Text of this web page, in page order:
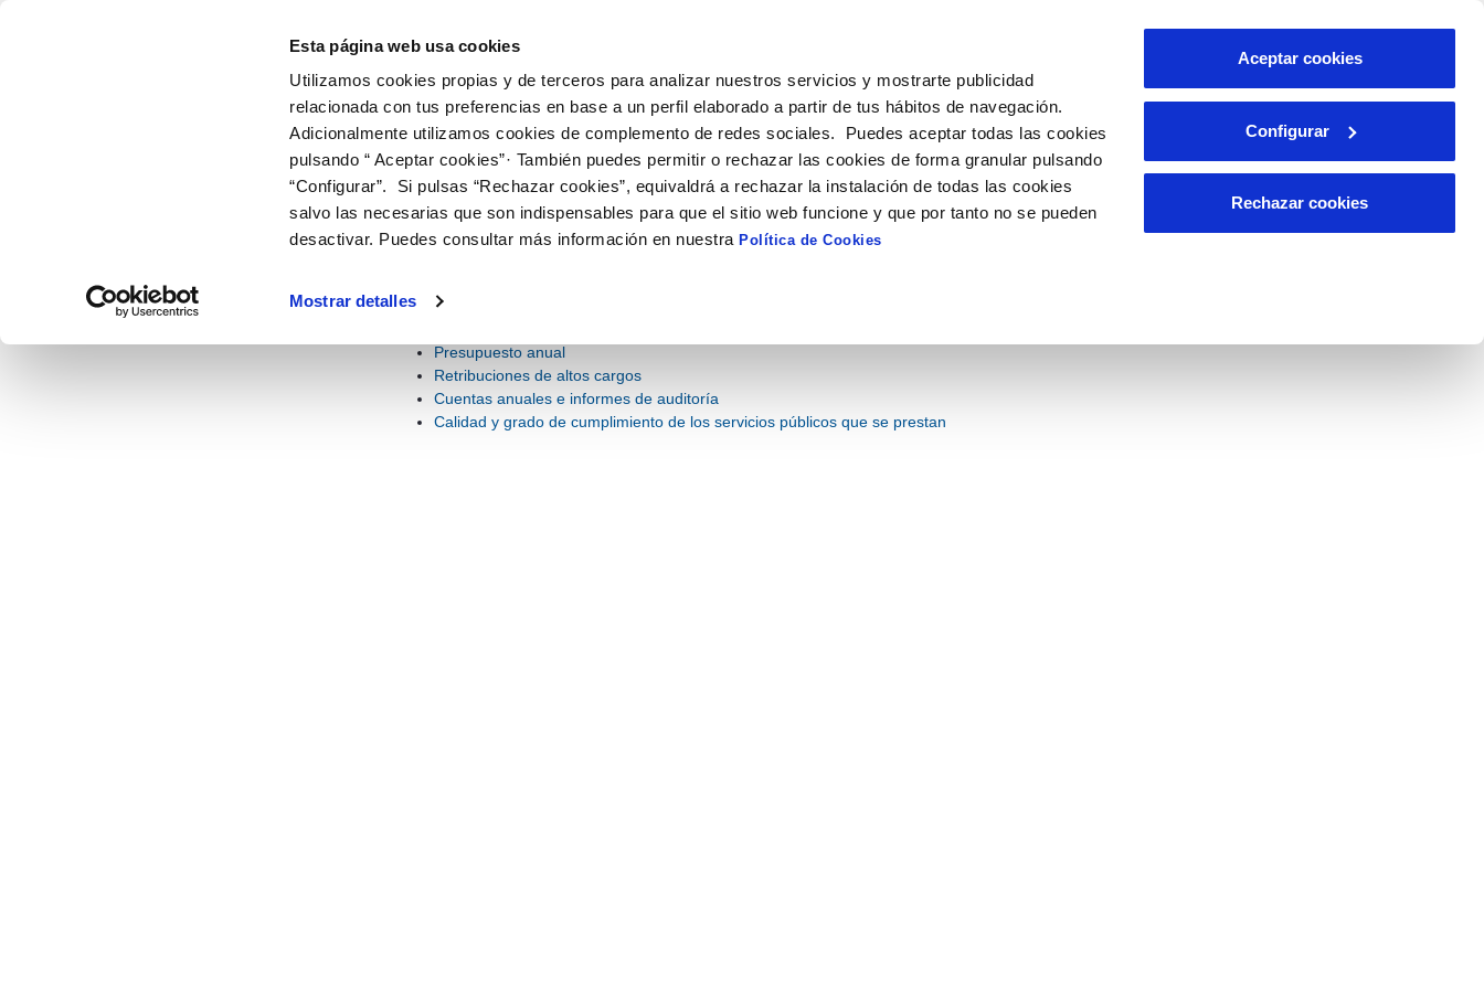
Esta página web usa cookies
Utilizamos cookies propias y de terceros para analizar nuestros servicios y mostrarte publicidad
relacionada con tus preferencias en base a un perfil elaborado a partir de tus hábitos de navegación.
Adicionalmente utilizamos cookies de complemento de redes sociales. Puedes aceptar todas las cookies
pulsando “ Aceptar cookies”· También puedes permitir o rechazar las cookies de forma granular pulsando
“Configurar”. Si pulsas “Rechazar cookies”, equivaldrá a rechazar la instalación de todas las cookies
salvo las necesarias que son indispensables para que el sitio web funcione y que por tanto no se pueden
desactivar. Puedes consultar más información en nuestraPolítica de Cookies
Mostrar detalles
Aceptar cookies
Configurar
Rechazar cookies
EMPRESA Y ORGANIZACIÓN
INFORMACIÓN ECONÓMICA Y
ESTADÍSTICA
CONTRATOS Y
SUBVENCIONES
NORMATIVA APLICABLE
RELACIÓN CON LA
INFORMACIÓN ECONÓMICA Y ESTADÍSTICA
estadística
Información económica y estadística
sobre la calidad del servicio.
Presupuesto anual
Retribuciones de altos cargos
Cuentas anuales e informes de auditoría
Calidad y grado de cumplimiento de los servicios públicos que se prestan